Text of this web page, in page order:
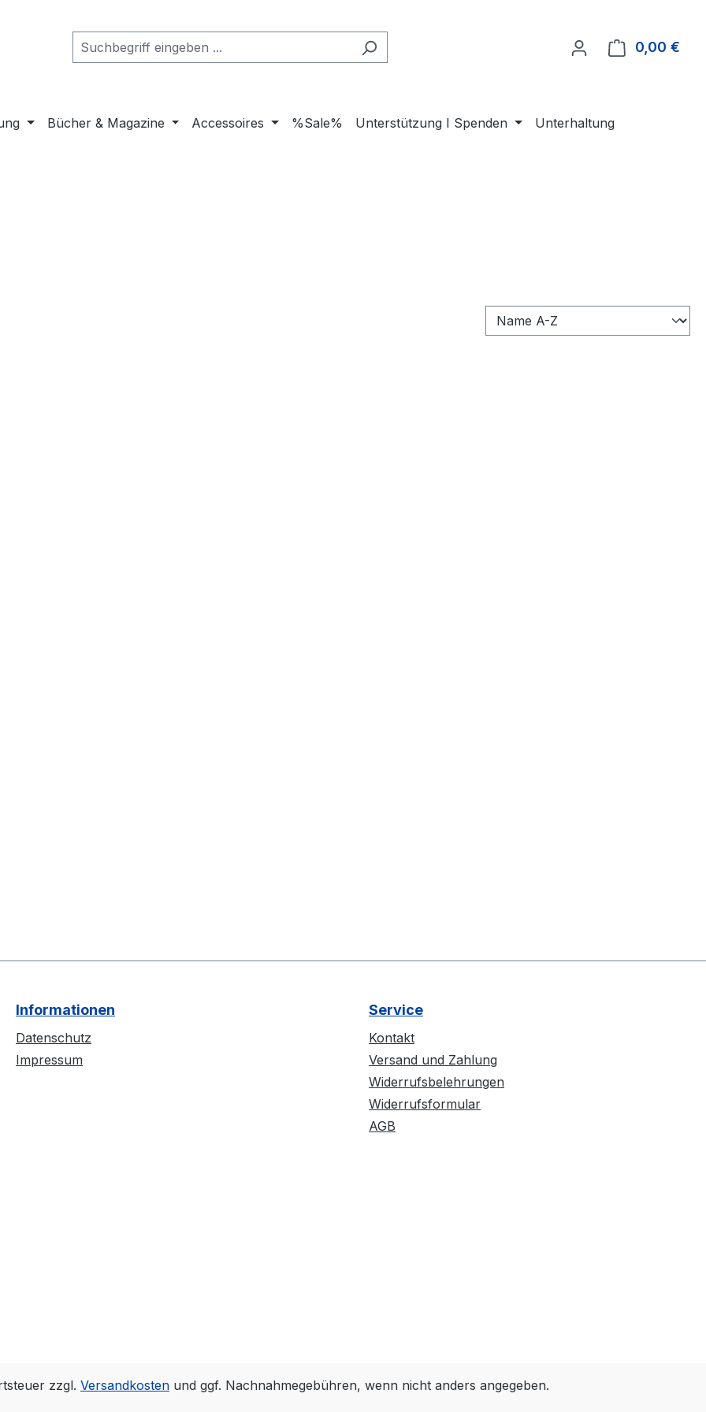
0,00 €
Bücher & Magazine Accessoires %Sale% Unterstützung I Spenden Unterhaltung
Informationen
Datenschutz
Impressum
Service
Kontakt
Versand und Zahlung
Widerrufsbelehrungen
Widerrufsformular
AGB
zzgl. Versandkosten und ggf. Nachnahmegebühren, wenn nicht anders angegeben.